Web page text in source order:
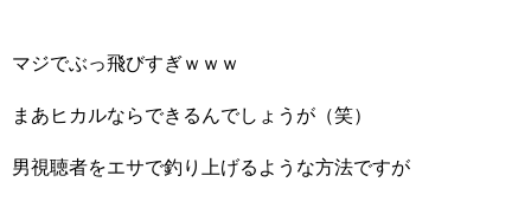
マジでぶっ飛びすぎｗｗｗ
まあヒカルならできるんでしょうが（笑）
男視聴者をエサで釣り上げるような方法ですが